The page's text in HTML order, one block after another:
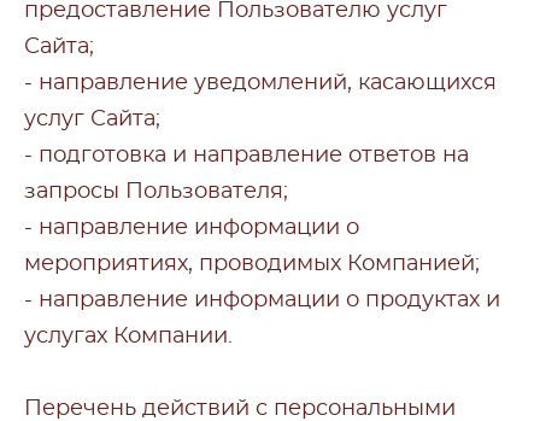
предоставление Пользователю услуг
Сайта;
- направление уведомлений, касающихся
услуг Сайта;
- подготовка и направление ответов на
запросы Пользователя;
- направление информации о
мероприятиях, проводимых Компанией;
- направление информации о продуктах и
услугах Компании.
Перечень действий с персональными